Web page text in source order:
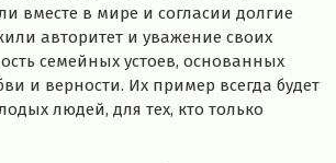
вместе в мире и согласии долгие
авторитет и уважение своих
семейных устоев, основанных
и верности. Их пример всегда будет
людей, для тех, кто только